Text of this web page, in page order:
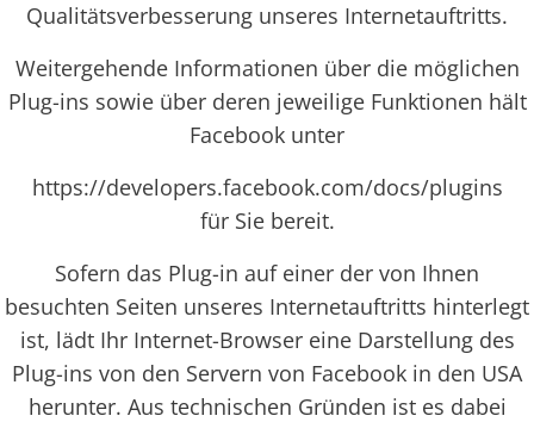
Qualitätsverbesserung unseres Internetauftritts.
Weitergehende Informationen über die möglichen
Plug-ins sowie über deren jeweilige Funktionen hält
Facebook unter
https://developers.facebook.com/docs/plugins
für Sie bereit.
Sofern das Plug-in auf einer der von Ihnen
besuchten Seiten unseres Internetauftritts hinterlegt
ist, lädt Ihr Internet-Browser eine Darstellung des
Plug-ins von den Servern von Facebook in den USA
herunter. Aus technischen Gründen ist es dabei